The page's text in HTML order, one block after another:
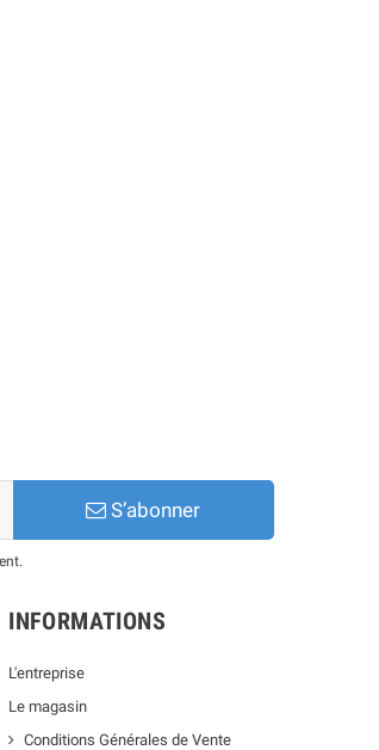
S’abonner
INFORMATIONS
L'entreprise
Le magasin
Conditions Générales de Vente